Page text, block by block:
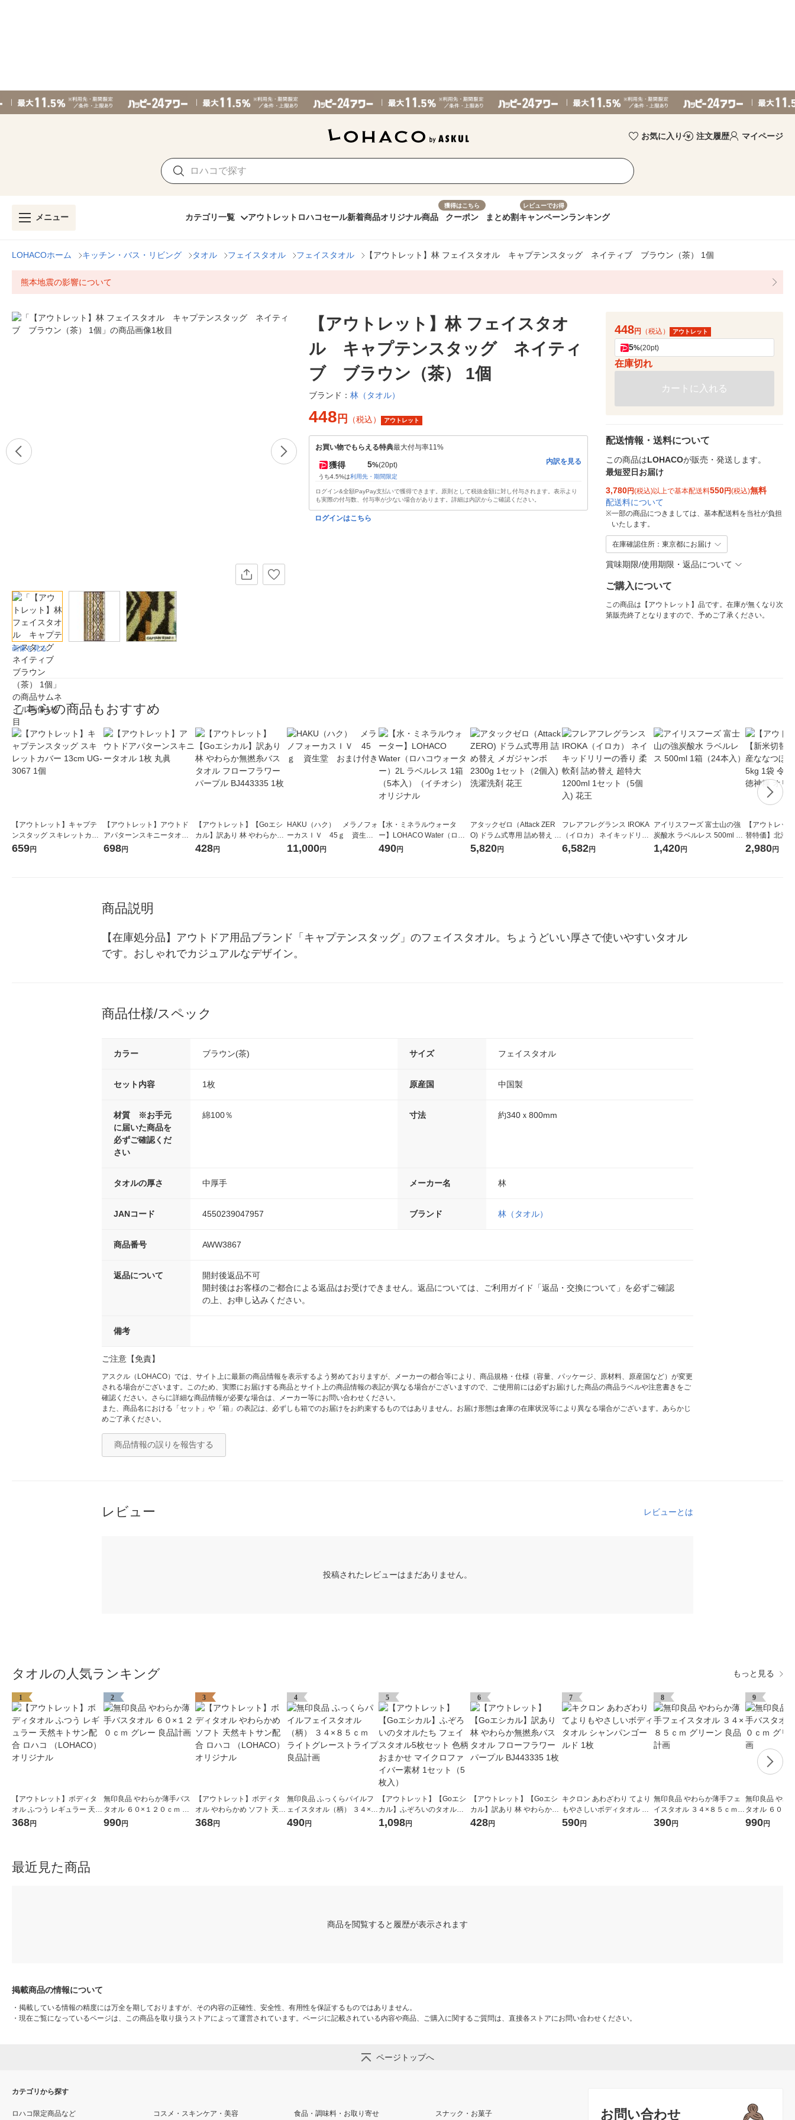
お気に入り 注文履歴 マイページ
メニュー カテゴリ一覧 アウトレット ロハコセール新着商品オリジナル商品
獲得はこちら
クーポン まとめ割
レビューでお得
キャンペーンランキング
LOHACOホーム キッチン・バス・リビング タオル フェイスタオル フェイスタオル 【アウトレット】林 フェイスタオル キャプテンスタッグ ネイティブ ブラウン（茶） 1個
熊本地震の影響について
画像を見る
【アウトレット】林 フェイスタオ
ル キャプテンスタッグ ネイティ
ブ ブラウン（茶） 1個
ブランド： 林（タオル）
448 円 （税込） アウトレット
お買い物でもらえる特典最大付与率11%
獲得 5%(20pt)
うち4.5%は利用先・期間限定
内訳を見る
ログイン&全額PayPay支払いで獲得できます。原則として税抜金額に対し付与されます。表示より
も実際の付与数、付与率が少ない場合があります。詳細は内訳からご確認ください。
ログインはこちら
448円 （税込） アウトレット
5%(20pt)
在庫切れ
カートに入れる
配送情報・送料について
この商品はLOHACOが販売・発送します。
最短翌日お届け
3,780円(税込)以上で基本配送料550円(税込)無料
配送料について
※一部の商品につきましては、基本配送料を当社が負担
いたします。
在庫確認住所：東京都にお届け
賞味期限/使用期限・返品について
ご購入について
この商品は【アウトレット】品です。在庫が無くなり次
第販売終了となりますので、予めご了承ください。
こちらの商品もおすすめ
【アウトレット】キャプテ
ンスタッグ スキレットカバ
ー 13cm UG-3067 1個
659円
【アウトレット】アウトド
アパターンスキニータオル 1
枚 丸眞
698円
【アウトレット】【Goエシ
カル】訳あり 林 やわらか無
撚糸バスタオル フローフラ
428円
HAKU（ハク） メラノフォ
ーカスＩＶ 45ｇ 資生
堂 おまけ付き
11,000円
【水・ミネラルウォータ
ー】LOHACO Water（ロハ
コウォーター）2L ラベルレ
490円
アタックゼロ（Attack ZER
O) ドラム式専用 詰め替え メ
ガジャンボ 2300g 1セット
5,820円
フレアフレグランス IROKA
（イロカ） ネイキッドリリ
ーの香り 柔軟剤 詰め替え 超
6,582円
アイリスフーズ 富士山の強
炭酸水 ラベルレス 500ml 1
箱（24本入）
1,420円
【アウトレッ
替特価】北海
し 無洗米 5kg
2,980円
商品説明
【在庫処分品】アウトドア用品ブランド「キャプテンスタッグ」のフェイスタオル。ちょうどいい厚さで使いやすいタオル
です。おしゃれでカジュアルなデザイン。
商品仕様/スペック
カラー ブラウン(茶) サイズ フェイスタオル
セット内容 1枚 原産国 中国製
材質 ※お手元
に届いた商品を
必ずご確認くだ
さい
綿100％ 寸法 約340ｘ800mm
タオルの厚さ 中厚手 メーカー名 林
JANコード 4550239047957 ブランド 林（タオル）
商品番号 AWW3867
返品について
開封後返品不可
開封後はお客様のご都合による返品はお受けできません。返品については、ご利用ガイド「返品・交換について」を必ずご確認
の上、お申し込みください。
備考
ご注意【免責】
アスクル（LOHACO）では、サイト上に最新の商品情報を表示するよう努めておりますが、メーカーの都合等により、商品規格・仕様（容量、パッケージ、原材料、原産国など）が変更
される場合がございます。このため、実際にお届けする商品とサイト上の商品情報の表記が異なる場合がございますので、ご使用前には必ずお届けした商品の商品ラベルや注意書きをご
確認ください。さらに詳細な商品情報が必要な場合は、メーカー等にお問い合わせください。
また、商品名における「セット」や「箱」の表記は、必ずしも箱でのお届けをお約束するものではありません。お届け形態は倉庫の在庫状況等により異なる場合がございます。あらかじ
めご了承ください。
商品情報の誤りを報告する
レビュー レビューとは
投稿されたレビューはまだありません。
タオルの人気ランキング もっと見る
1
【アウトレット】ボディタ
オル ふつう レギュラー 天然
キトサン配合 ロハコ （LOH
368円
2
無印良品 やわらか薄手バス
タオル ６０×１２０ｃｍ グ
レー 良品計画
990円
3
【アウトレット】ボディタ
オル やわらかめ ソフト 天然
キトサン配合 ロハコ （LOH
368円
4
無印良品 ふっくらパイルフ
ェイスタオル（柄） ３４×８
５ｃｍ ライトグレーストラ
490円
5
【アウトレット】【Goエシ
カル】ふぞろいのタオルた
ち フェイスタオル5枚セット
1,098円
6
【アウトレット】【Goエシ
カル】訳あり 林 やわらか無
撚糸バスタオル フローフラ
428円
7
キクロン あわざわり てより
もやさしいボディタオル シ
ャンパンゴールド 1枚
590円
8
無印良品 やわらか薄手フェ
イスタオル ３４×８５ｃｍ
グリーン 良品計画
390円
9
無印良品 やわ
タオル ６０×
リーン 良品計
990円
最近見た商品
商品を閲覧すると履歴が表示されます
掲載商品の情報について
・ 掲載している情報の精度には万全を期しておりますが、その内容の正確性、安全性、有用性を保証するものではありません。
・ 現在ご覧になっているページは、この商品を取り扱うストアによって運営されています。ページに記載されている内容や商品、ご購入に関するご質問は、直接各ストアにお問い合わせください。
ページトップへ
お問い合わせ
カテゴリから探す
ロハコ限定商品など コスメ・スキンケア・美容 食品・調味料・お取り寄せ スナック・お菓子